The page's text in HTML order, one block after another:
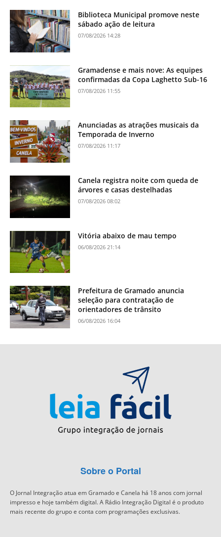
Biblioteca Municipal promove neste
sábado ação de leitura
07/08/2026 14:28
Gramadense e mais nove: As equipes
confirmadas da Copa Laghetto Sub-16
07/08/2026 11:55
Anunciadas as atrações musicais da
Temporada de Inverno
07/08/2026 11:17
Canela registra noite com queda de
árvores e casas destelhadas
07/08/2026 08:02
Vitória abaixo de mau tempo
06/08/2026 21:14
Prefeitura de Gramado anuncia
seleção para contratação de
orientadores de trânsito
06/08/2026 16:04
Sobre o Portal
O Jornal Integração atua em Gramado e Canela há 18 anos com jornal
impresso e hoje também digital. A Rádio Integração Digital é o produto
mais recente do grupo e conta com programações exclusivas.